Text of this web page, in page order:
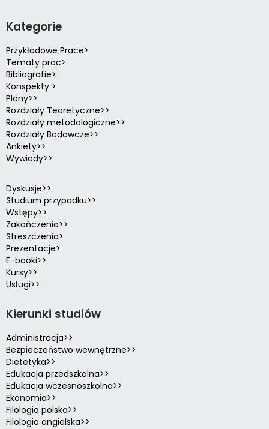
Kategorie
Przykładowe Prace>
Tematy prac>
Bibliografie>
Konspekty >
Plany>>
Rozdziały Teoretyczne>>
Rozdziały metodologiczne>>
Rozdziały Badawcze>>
Ankiety>>
Wywiady>>
Dyskusje>>
Studium przypadku>>
Wstępy>>
Zakończenia>>
Streszczenia>
Prezentacje>
E-booki>>
Kursy>>
Usługi>>
Kierunki studiów
Administracja>>
Bezpieczeństwo wewnętrzne>>
Dietetyka>>
Edukacja przedszkolna>>
Edukacja wczesnoszkolna>>
Ekonomia>>
Filologia polska>>
Filologia angielska>>